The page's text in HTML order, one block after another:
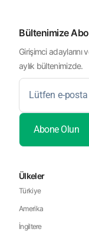
Bültenimize
Girişimci
aylık bültenimizde.
Ülkeler
Türkiye
Amerika
İngiltere